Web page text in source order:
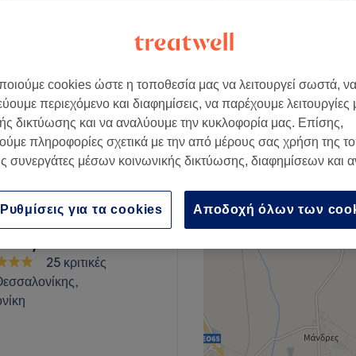
25 κριτικές
cookies ώστε η τοποθεσία μας να λειτουργεί σωστά, να
περιεχόμενο και διαφημίσεις, να παρέχουμε
δικτύωσης και να αναλύουμε την κυκλοφορία μας. Επίσης,
πληροφορίες σχετικά με την από μέρους σας χρήση της
συνεργάτες μέσων κοινωνικής δικτύωσης, διαφημίσεων και
Αποδοχή όλων των
Ρυθμίσεις για τα cookies